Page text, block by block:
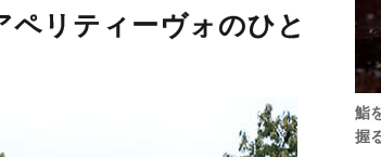
ペリティーヴォのひと
鮨
握